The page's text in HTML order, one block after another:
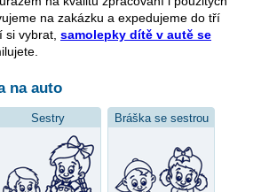
na zakázku a expedujeme do tří
si vybrat, samolepky dítě v autě se
na auto
Sestry Bráška se sestrou